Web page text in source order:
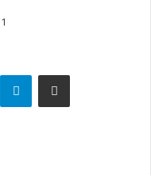
1
Telegram